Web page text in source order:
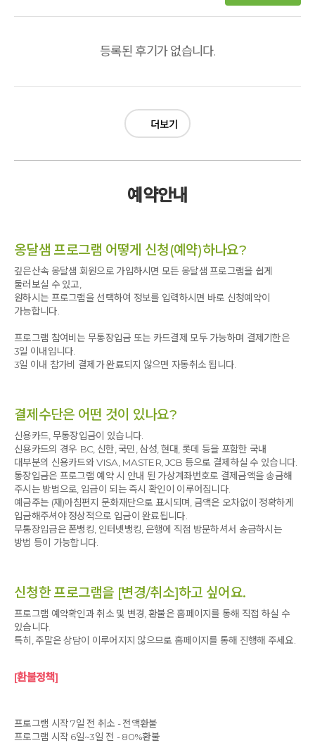
등록된 후기가 없습니다.
더보기
예약안내
옹달샘 프로그램 어떻게 신청(예약)하나요?
깊은산속 옹달샘 회원으로 가입하시면 모든 옹달샘 프로그램을 쉽게
둘러보실 수 있고,
원하시는 프로그램을 선택하여 정보를 입력하시면 바로 신청예약이
가능합니다.
프로그램 참여비는 무통장입금 또는 카드결제 모두 가능하며 결제기한은
3일 이내입니다.
3일 이내 참가비 결제가 완료되지 않으면 자동취소 됩니다.
결제수단은 어떤 것이 있나요?
신용카드, 무통장입금이 있습니다.
신용카드의 경우 BC, 신한, 국민, 삼성, 현대, 롯데 등을 포함한 국내
대부분의 신용카드와 VISA, MASTER, JCB 등으로 결제하실 수 있습니다.
통장입금은 프로그램 예약 시 안내 된 가상계좌번호로 결제금액을 송금해
주시는 방법으로, 입금이 되는 즉시 확인이 이루어집니다.
예금주는 (재)아침편지 문화재단으로 표시되며, 금액은 오차없이 정확하게
입금해주셔야 정상적으로 입금이 완료됩니다.
무통장입금은 폰뱅킹, 인터넷뱅킹, 은행에 직접 방문하셔서 송금하시는
방법 등이 가능합니다.
신청한 프로그램을 [변경/취소]하고 싶어요.
프로그램 예약확인과 취소 및 변경, 환불은 홈페이지를 통해 직접 하실 수
있습니다.
특히, 주말은 상담이 이루어지지 않으므로 홈페이지를 통해 진행해 주세요.
[환불정책]
프로그램 시작 7일 전 취소 - 전액환불
프로그램 시작 6일~3일 전 - 80%환불